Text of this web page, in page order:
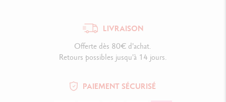
LIVRAISON
Offerte dès 80€ d'achat.
Retours possibles jusqu'à 14 jours.
PAIEMENT SÉCURISÉ